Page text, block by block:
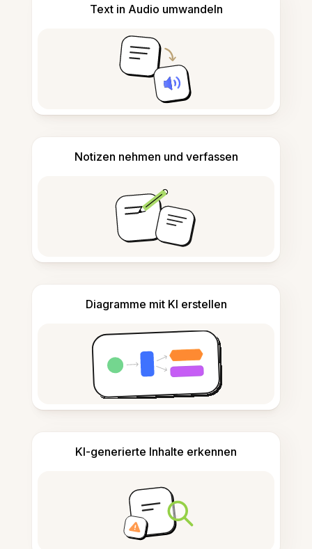
Text in Audio umwandeln
Notizen nehmen und verfassen
Diagramme mit KI erstellen
KI-generierte Inhalte erkennen